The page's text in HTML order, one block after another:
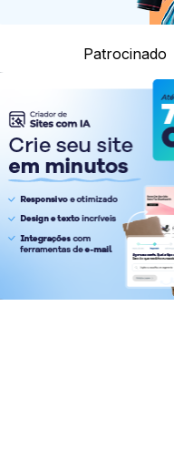
Patrocinado